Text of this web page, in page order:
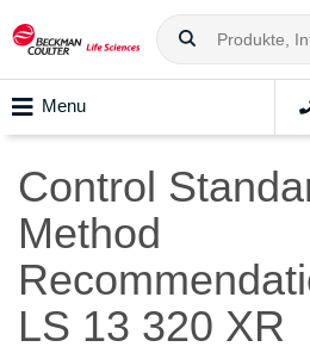
Menu
Control
Method
LS 13 320 XR